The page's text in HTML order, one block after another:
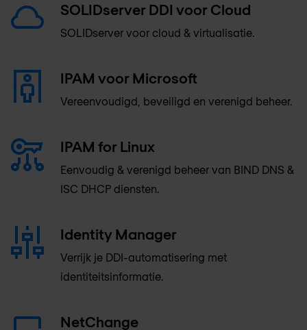
SOLIDserver DDI voor Cloud
SOLIDserver voor cloud & virtualisatie.
IPAM voor Microsoft
Vereenvoudigd, beveiligd en verenigd beheer.
IPAM for Linux
Eenvoudig & verenigd beheer van BIND DNS &
ISC DHCP diensten.
Identity Manager
Verrijk je DDI-automatisering met
identiteitsinformatie.
NetChange